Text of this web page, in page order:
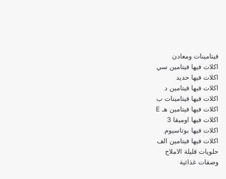
فيتامينات ومعادن
اكلات فيها فيتامين سي
اكلات فيها حديد
اكلات فيها فيتامين د
اكلات فيها فيتامينات ب
اكلات فيها فيتامين هـ E
اكلات فيها اوميقا 3
اكلات فيها بوتاسيوم
اكلات فيها فيتامين الف
حلويات قليلة الاملاح
وصفات غذائية